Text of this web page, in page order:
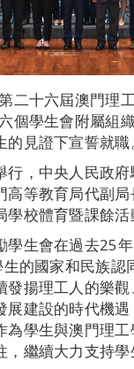
二十六屆澳門理
個學生會附屬組
見證下宣誓就職
，中央人民政
等教育局代副
校體育暨課餘活
生會在過去25
的國家和民族
揚理工人的樂
建設的時代機
學生與澳門理
繼續大力支持學